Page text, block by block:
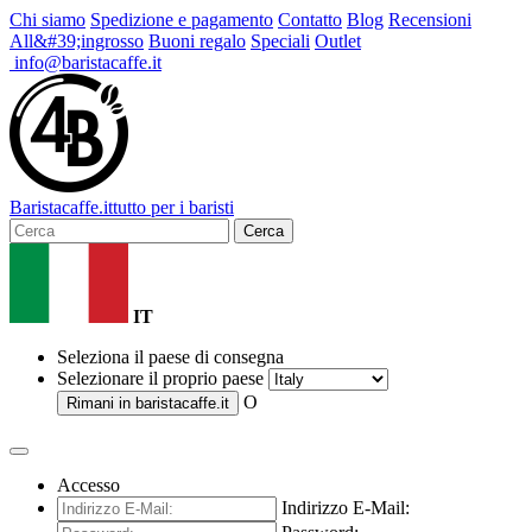
Chi siamo Spedizione e pagamento Contatto Blog Recensioni
All&#39;ingrosso Buoni regalo Speciali Outlet
info@baristacaffe.it
Baristacaffe.ittutto per i baristi
Cerca
IT
Seleziona il paese di consegna
Selezionare il proprio paese
Rimani in baristacaffe.it O
Accesso
Indirizzo E-Mail: